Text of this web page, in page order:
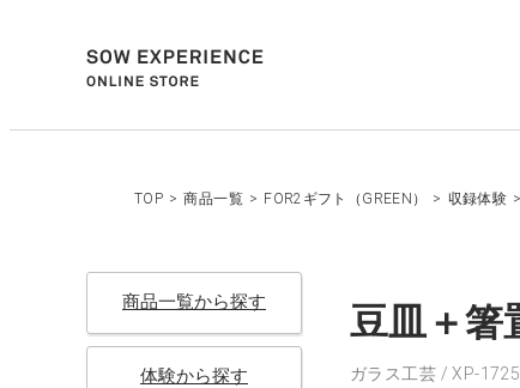
TOP > 商品一覧 > FOR2ギフト（GREEN） > 収録体験 >
商品一覧から探す
体験から探す
豆皿＋箸
ガラス工芸 / XP-